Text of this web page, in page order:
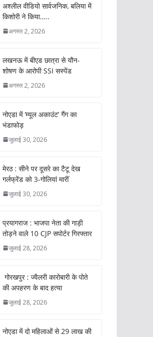
अश्लील वीडियो सार्वजनिक, बलिया में
किशोरी ने किया…..
अगस्त 2, 2026
लखनऊ में बीएड छात्रा से यौन-
शोषण के आरोपी SSI सस्पेंड
अगस्त 2, 2026
नोएडा में ‘म्यूल अकाउंट’ गैंग का
भंडाफोड़
जुलाई 30, 2026
मेरठ : सीने पर दूसरे का टैटू देख
गर्लफ्रेंड को 3-गोलियां मारीं
जुलाई 30, 2026
प्रयागराज : भाजपा नेता की गाड़ी
तोड़ने वाले 10 CJP सपोर्टर गिरफ्तार
जुलाई 28, 2026
गोरखपुर : ज्वैलरी कारोबारी के पोते
की अपहरण के बाद हत्या
जुलाई 28, 2026
नोएडा में दो महिलाओं से 29 लाख की